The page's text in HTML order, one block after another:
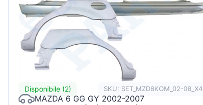
Disponibile (2) SKU: SET_MZD6KOM_02-08_X4
MAZDA 6 GG GY 2002-2007